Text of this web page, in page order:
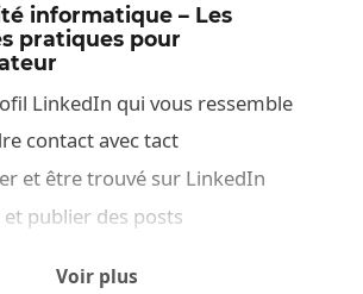
informatique – Les
pratiques pour
LinkedIn qui vous ressemble
contact avec tact
et être trouvé sur LinkedIn
et publier des posts
complément
Voir plus